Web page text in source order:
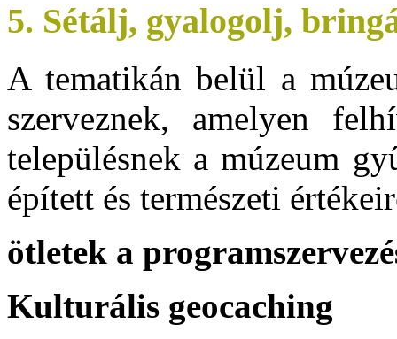
5. Sétálj, gyalogolj,
A tematikán belül a
szerveznek, amelyen
településnek a múzeum
épített és természeti
ötletek a
Kulturális geocaching